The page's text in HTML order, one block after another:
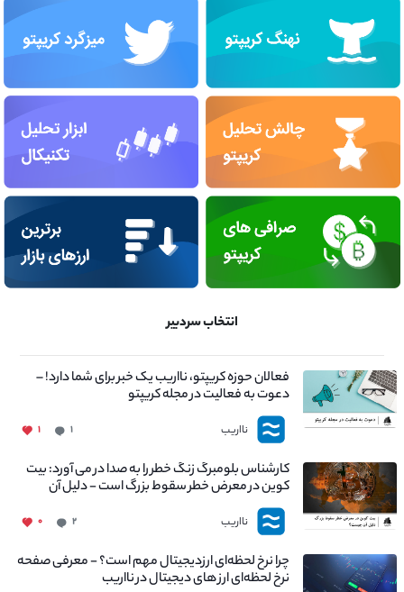
انتخاب سردبیر
فعالان حوزه کریپتو، نااریب یک خبر برای شما دارد! –
دعوت به فعالیت در مجله کریپتو
نااریب ۱ ۱
کارشناس بلومبرگ زنگ خطر را به صدا در می آورد: بیت
کوین در معرض خطر سقوط بزرگ است - دلیل آن
چیست؟
نااریب ۲ ۰
چرا نرخ لحظه‌ای ارزدیجیتال مهم است؟ - معرفی صفحه
نرخ لحظه‌ای ارز های دیجیتال در نااریب